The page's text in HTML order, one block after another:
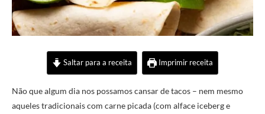
Saltar para a receita Imprimir receita
Não que algum dia nos possamos cansar de tacos – nem mesmo
aqueles tradicionais com carne picada (com alface iceberg e